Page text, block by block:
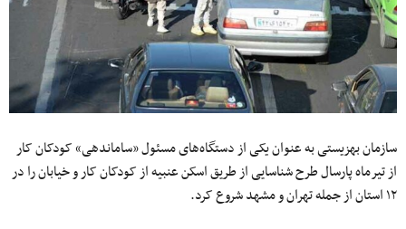
سازمان بهزیستی به عنوان یکی از دستگاه‌های مسئول «ساماندهی» کودکان کار
از تیرماه پارسال طرح شناسایی از طریق اسکن عنبیه از کودکان کار و خیابان را در
۱۲ استان از جمله تهران و مشهد شروع کرد.